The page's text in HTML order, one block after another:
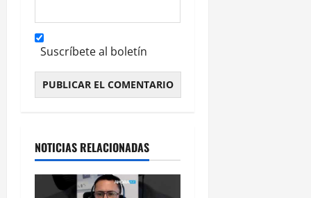
Suscríbete al boletín
NOTICIAS RELACIONADAS